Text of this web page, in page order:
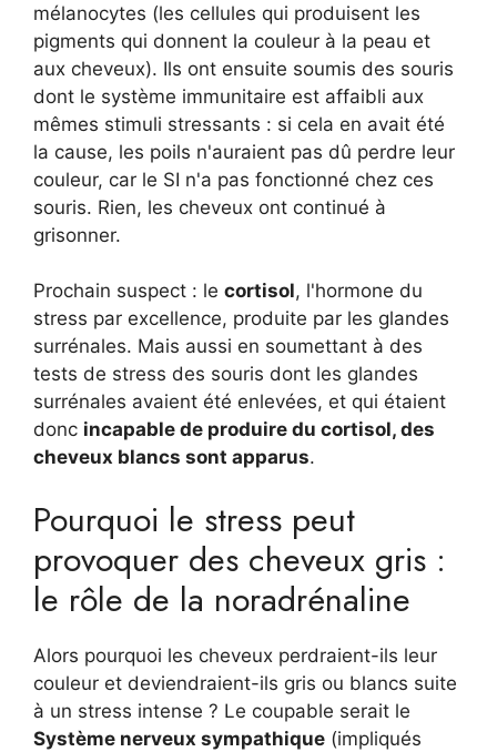
mélanocytes (les cellules qui produisent les
pigments qui donnent la couleur à la peau et
aux cheveux). Ils ont ensuite soumis des souris
dont le système immunitaire est affaibli aux
mêmes stimuli stressants : si cela en avait été
la cause, les poils n'auraient pas dû perdre leur
couleur, car le SI n'a pas fonctionné chez ces
souris. Rien, les cheveux ont continué à
grisonner.
Prochain suspect : le cortisol, l'hormone du
stress par excellence, produite par les glandes
surrénales. Mais aussi en soumettant à des
tests de stress des souris dont les glandes
surrénales avaient été enlevées, et qui étaient
donc incapable de produire du cortisol, des
cheveux blancs sont apparus.
Pourquoi le stress peut
provoquer des cheveux gris :
le rôle de la noradrénaline
Alors pourquoi les cheveux perdraient-ils leur
couleur et deviendraient-ils gris ou blancs suite
à un stress intense ? Le coupable serait le
Système nerveux sympathique (impliqués